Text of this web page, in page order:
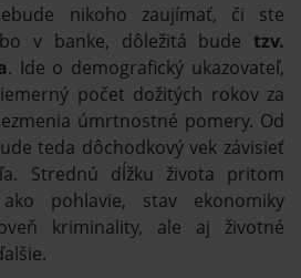
nikoho zaujímať, či ste
v banke, dôležitá bude tzv.
. Ide o demografický ukazovateľ,
počet dožitých rokov za
úmrtnostné pomery. Od
teda dôchodkový vek závisieť
Strednú dĺžku života pritom
pohlavie, stav ekonomiky
kriminality, ale aj životné